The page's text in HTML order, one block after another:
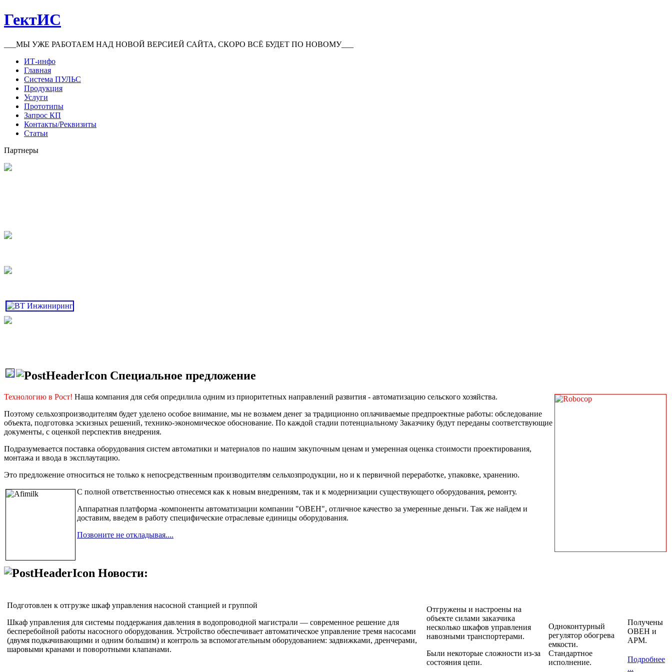
ГектИС
___МЫ УЖЕ РАБОТАЕМ НАД НОВОЙ ВЕРСИЕЙ САЙТА, СКОРО ВСЁ БУДЕТ ПО НОВОМУ___
ИТ-инфо
Главная
Система ПУЛЬС
Продукция
Услуги
Прототипы
Запрос КП
Контакты/Реквизиты
Статьи
Партнеры
Специальное предложение
Технологию в Рост! Наша компания для себя опредилила одним из приоритетных направлений развития - автоматизацию сельского хозяйства.
Поэтому сельхозпроизводителям будет уделено особое внимание, мы не возьмем денег за традиционно оплачиваемые предпроектные работы: обследование
объекта, подготовка эскизных решений, технико-экономическое обоснование. По каждой стадии потенциальному Заказчику будут переданы соответствующие
документы, с оценкой перспектив внедрения.
Подразумевается поставка оборудования систем автоматики и материалов по нашим закупочным ценам и умеренная оценка стоимости проектирования,
монтажа и ввода в эксплаутацию.
Это предложение относиться не только к непосредственным производителям сельхозпродукции, но и к первичной переработке, упаковке, хранению.
С полной ответственностью отнесемся как к новым внедрениям, так и к модернизации существующего оборудования, ремонту.
Аппаратная платформа -компоненты автоматизации компании "ОВЕН", отличное качество за умеренные деньги. Так же найдем и
доставим, введем в работу специфические отраслевые единицы оборудования.
Позвоните не откладывая....
Новости:
Подготовлен к отгрузке шкаф управления насосной станцией и группой
Шкаф управления для системы поддержания давления в водопроводной магистрали — современное решение для
бесперебойной работы насосного оборудования. Устройство обеспечивает автоматическое управление тремя насосами
(двумя подкачивающими и одним большим) и контроль за вспомогательным оборудованием: задвижками, дренчерами,
шаровыми кранами и поворотными клапанами.
Отгружены и настроены на
объекте силами заказчика
несколько шкафов управления
навозными транспортерами.
Были некоторые сложности из-за
состояния цепи.
Одноконтурный
регулятор обогрева
емкости.
Стандартное
исполнение.
Получены
ОВЕН и
АРМ.
Подробнее
...